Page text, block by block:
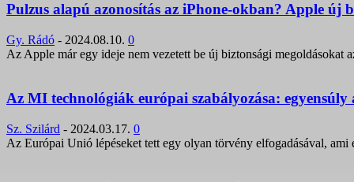
Pulzus alapú azonosítás az iPhone-okban? Apple új
Gy. Rádó - 2024.08.10. 0
Az Apple már egy ideje nem vezetett be új biztonsági
Az MI technológiák európai szabályozása: egyensúly
Sz. Szilárd - 2024.03.17. 0
Az Európai Unió lépéseket tett egy olyan törvény elfogadásával,